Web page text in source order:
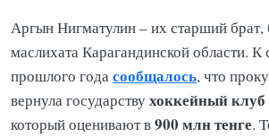
Аргын Нигматулин – их старший
маслихата Карагандинской области. К
прошлого годасообщалось, что
вернула государствухоккейный
который оценивают в900 млн тенге.